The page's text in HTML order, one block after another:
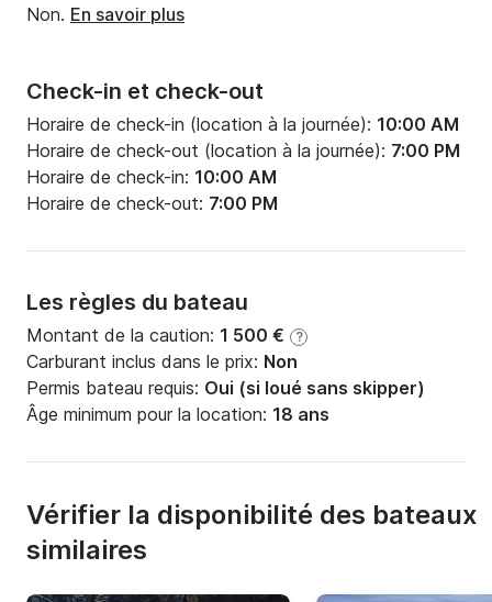
Check-in et check-out
Horaire de check-in (location à la journée): 10:00 AM
Horaire de check-out (location à la journée): 7:00 PM
Horaire de check-in: 10:00 AM
Horaire de check-out: 7:00 PM
Les règles du bateau
Montant de la caution: 1 500 € ?
Carburant inclus dans le prix: Non
Permis bateau requis: Oui (si loué sans skipper)
Âge minimum pour la location: 18 ans
Non. En savoir plus
Vérifier la disponibilité des bateaux
similaires